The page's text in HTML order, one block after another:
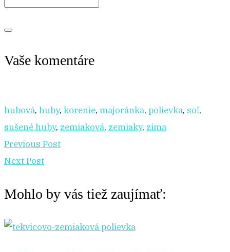
Vaše komentáre
hubová, huby, korenie, majoránka, polievka, soľ,
sušené huby, zemiaková, zemiaky, zima
Previous Post
Next Post
Mohlo by vás tiež zaujímať: